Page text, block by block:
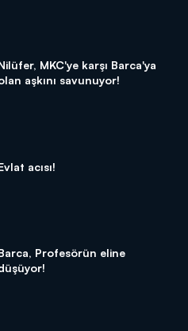
MKC'ye karşı Barca'ya
aşkını savunuyor!
acısı!
Profesörün eline